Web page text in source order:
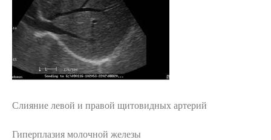
Слияние левой и правой щитовидных артерий
Гиперплазия молочной железы